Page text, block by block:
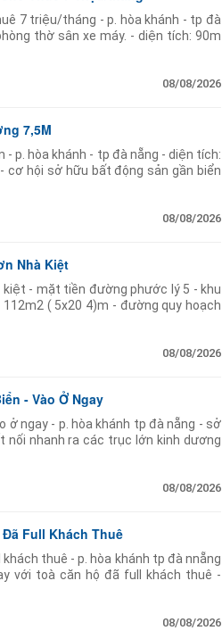
7 triệu/tháng - p. hòa khánh - tp đà
thờ sân xe máy. - diện tích: 90m
08/08/2026
7,5M
p. hòa khánh - tp đà nẵng - diện tích:
cơ hội sở hữu bất động sản gần biển
08/08/2026
Nhà Kiệt
kiệt - mặt tiền đường phước lý 5 - khu
( 5x20 4)m - đường quy hoạch
08/08/2026
- Vào Ở Ngay
ở ngay - p. hòa khánh tp đà nẵng - sở
nhanh ra các trục lớn kinh dương
08/08/2026
Đã Full Khách Thuê
thuê - p. hòa khánh tp đà nnẵng
với toà căn hộ đã full khách thuê -
08/08/2026